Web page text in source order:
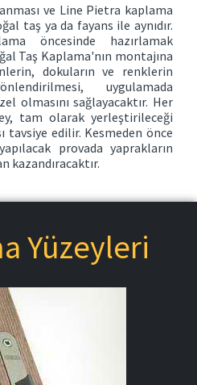
ve Line Pietra kaplama
taş ya da fayans ile aynıdır.
öncesinde hazırlamak
Taş Kaplama'nın montajına
dokuların ve renklerin
uygulamada
olmasını sağlayacaktır. Her
tam olarak yerleştirileceği
tavsiye edilir. Kesmeden önce
provada yaprakların
kazandıracaktır.
Yüzeyleri